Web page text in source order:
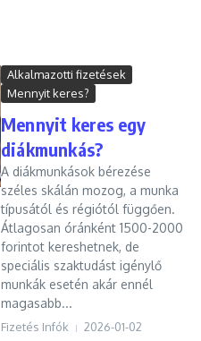
Alkalmazotti fizetések
Mennyit keres?
Mennyit keres egy
diákmunkás?
A diákmunkások bérezése
széles skálán mozog, a munka
típusától és régiótól függően.
Átlagosan óránként 1500-2000
forintot kereshetnek, de
speciális szaktudást igénylő
munkák esetén akár ennél
magasabb...
Fizetés Infók 2026-01-02